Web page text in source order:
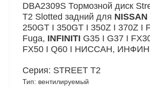
DBA2309S Тормозной диск
T2 Slotted задний для NISSAN
250GT I 350GT I 350Z I 370Z I
Fuga, INFINITI G35 I G37 I
FX50 I Q60 I НИССАН,
Серия: STREET T2
Тип: вентилируемый